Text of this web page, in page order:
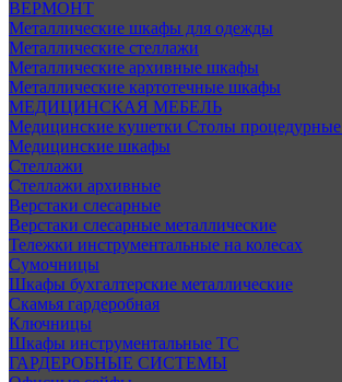
ВЕРМОНТ
Металлические шкафы для одежды
Металлические стеллажи
Металлические архивные шкафы
Металлические картотечные шкафы
МЕДИЦИНСКАЯ МЕБЕЛЬ
Медицинские кушетки Столы процедурные
Медицинские шкафы
Стеллажи
Стеллажи архивные
Верстаки слесарные
Верстаки слесарные металлические
Тележки инструментальные на колесах
Сумочницы
Шкафы бухгалтерские металлические
Скамья гардеробная
Ключницы
Шкафы инструментальные ТС
ГАРДЕРОБНЫЕ СИСТЕМЫ